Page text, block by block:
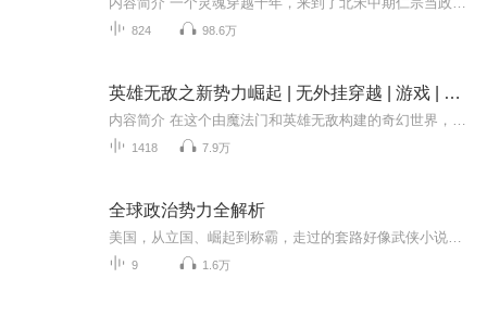
824 98.6万
英雄无敌之新势力崛起 | 无外挂穿越 | 游戏 | 多人有声剧
1418 7.9万
全球政治势力全解析
9 1.6万